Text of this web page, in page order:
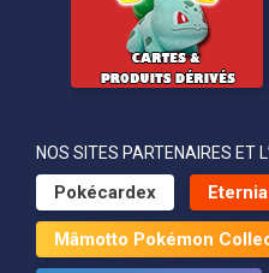
NOS SITES PARTENAIRES ET
Pokécardex Eternia
Mâmotto Pokémon